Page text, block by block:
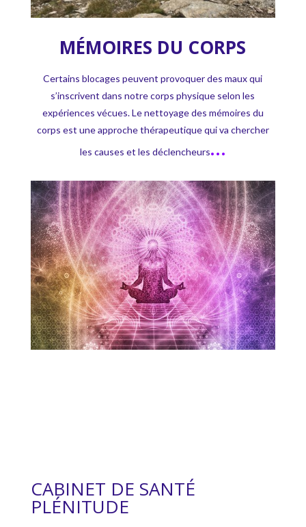
MÉMOIRES DU CORPS
Certains blocages peuvent provoquer des maux qui
s’inscrivent dans notre corps physique selon les
expériences vécues. Le nettoyage des mémoires du
corps est une approche thérapeutique qui va chercher
les causes et les déclencheurs…
CABINET DE SANTÉ
PLÉNITUDE